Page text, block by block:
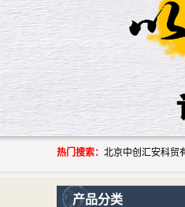
热门搜索：
产品分类